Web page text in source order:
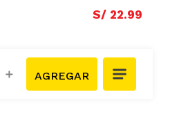
S/ 22.99
＋